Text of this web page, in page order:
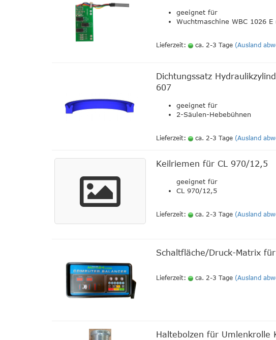
geeignet für
Wuchtmaschine WBC 1026
Lieferzeit: ca. 2-3 Tage (Ausland
Dichtungssatz
607
geeignet für
2-Säulen-Hebebühnen
Lieferzeit: ca. 2-3 Tage (Ausland
Keilriemen für CL 970/12,5
geeignet für
CL 970/12,5
Lieferzeit: ca. 2-3 Tage (Ausland
Schaltfläche/Druck-Matrix
Lieferzeit: ca. 2-3 Tage (Ausland
Haltebolzen für Umlenkrolle